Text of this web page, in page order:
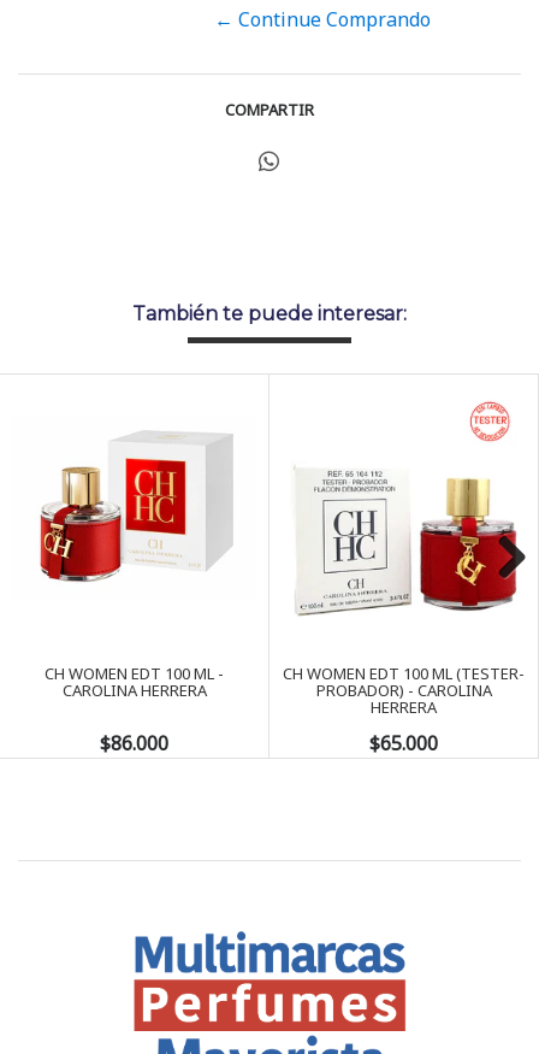
← Continue Comprando
COMPARTIR
También te puede interesar:
CH WOMEN EDT 100 ML -
CAROLINA HERRERA
$86.000
CH WOMEN EDT 100 ML (TESTER-
PROBADOR) - CAROLINA
HERRERA
$65.000
Next